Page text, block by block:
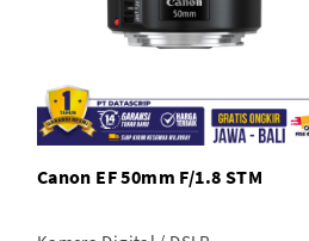
Canon EF 50mm F/1.8 STM